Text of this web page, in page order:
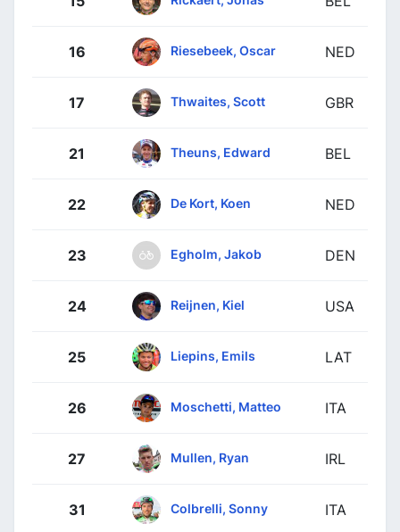
16 Riesebeek, Oscar NED
17 Thwaites, Scott GBR
21 Theuns, Edward BEL
22 De Kort, Koen NED
23 Egholm, Jakob DEN
24 Reijnen, Kiel USA
25 Liepins, Emils LAT
26 Moschetti, Matteo ITA
27 Mullen, Ryan IRL
31 Colbrelli, Sonny ITA